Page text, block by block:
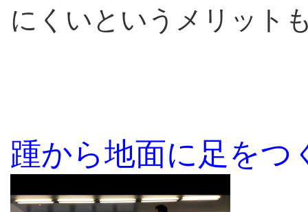
にくいというメリット
踵から地面に足をつ